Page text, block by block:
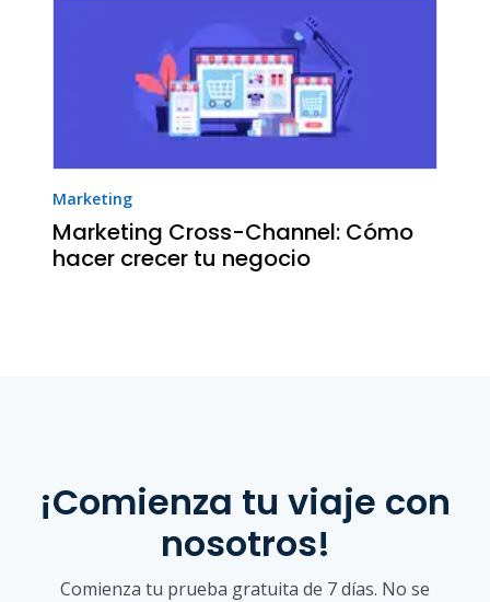
Marketing
Marketing Cross-Channel: Cómo
hacer crecer tu negocio
¡Comienza tu viaje con
nosotros!
Comienza tu prueba gratuita de 7 días. No se